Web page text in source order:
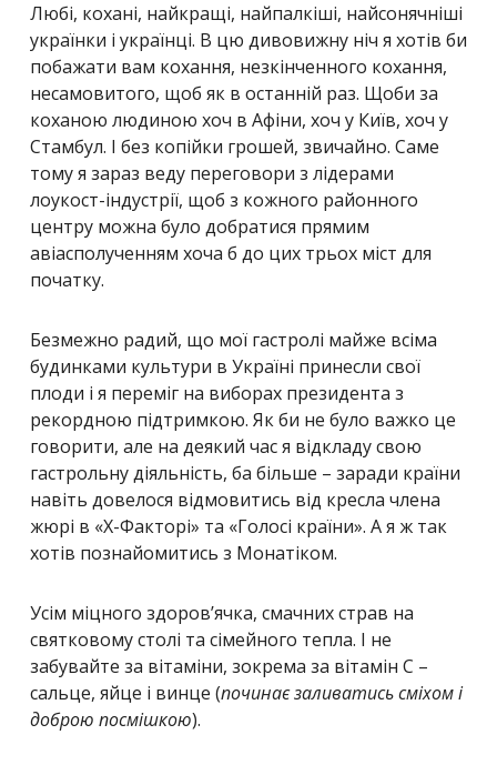
Любі, кохані, найкращі, найпалкіші, найсонячніші
українки і українці. В цю дивовижну ніч я хотів би
побажати вам кохання, незкінченного кохання,
несамовитого, щоб як в останній раз. Щоби за
коханою людиною хоч в Афіни, хоч у Київ, хоч у
Стамбул. І без копійки грошей, звичайно. Саме
тому я зараз веду переговори з лідерами
лоукост-індустрії, щоб з кожного районного
центру можна було добратися прямим
авіасполученням хоча б до цих трьох міст для
початку.
Безмежно радий, що мої гастролі майже всіма
будинками культури в Україні принесли свої
плоди і я переміг на виборах президента з
рекордною підтримкою. Як би не було важко це
говорити, але на деякий час я відкладу свою
гастрольну діяльність, ба більше – заради країни
навіть довелося відмовитись від кресла члена
жюрі в «Х-Факторі» та «Голосі країни». А я ж так
хотів познайомитись з Монатіком.
Усім міцного здоров’ячка, смачних страв на
святковому столі та сімейного тепла. І не
забувайте за вітаміни, зокрема за вітамін С –
сальце, яйце і винце (починає заливатись сміхом і
доброю посмішкою).